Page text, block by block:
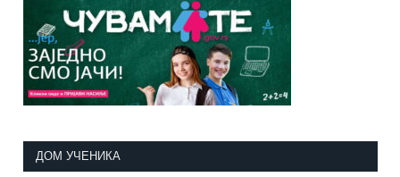
ДОМ УЧЕНИКА